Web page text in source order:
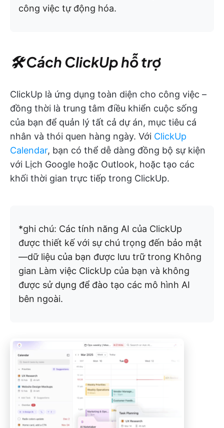
công việc tự động hóa.
🛠 Cách ClickUp hỗ trợ
ClickUp là ứng dụng toàn diện cho công việc –
đồng thời là trung tâm điều khiển cuộc sống
của bạn để quản lý tất cả dự án, mục tiêu cá
nhân và thói quen hàng ngày. Với ClickUp
Calendar, bạn có thể dễ dàng đồng bộ sự kiện
với Lịch Google hoặc Outlook, hoặc tạo các
khối thời gian trực tiếp trong ClickUp.
*ghi chú: Các tính năng AI của ClickUp
được thiết kế với sự chú trọng đến bảo mật
—dữ liệu của bạn được lưu trữ trong Không
gian Làm việc ClickUp của bạn và không
được sử dụng để đào tạo các mô hình AI
bên ngoài.